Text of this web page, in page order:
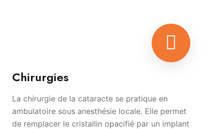
Chirurgies
La chirurgie de la cataracte se pratique en
ambulatoire sous anesthésie locale. Elle permet
de remplacer le cristallin opacifié par un implant